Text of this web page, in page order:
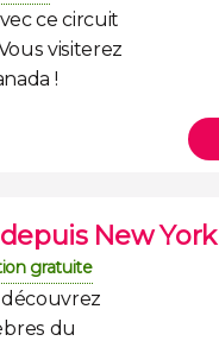
ce circuit
visiterez
!
New York
gratuite
du